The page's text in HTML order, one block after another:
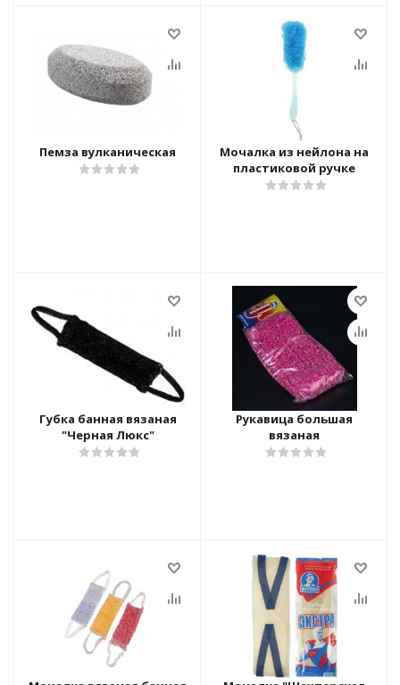
Пемза вулканическая
Мочалка из нейлона на
пластиковой ручке
Губка банная вязаная
"Черная Люкс"
Рукавица большая
вязаная